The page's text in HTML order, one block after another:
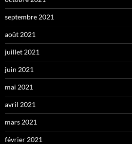
septembre 2021
août 2021
juillet 2021
juin 2021
mai 2021
avril 2021
mars 2021
février 2021